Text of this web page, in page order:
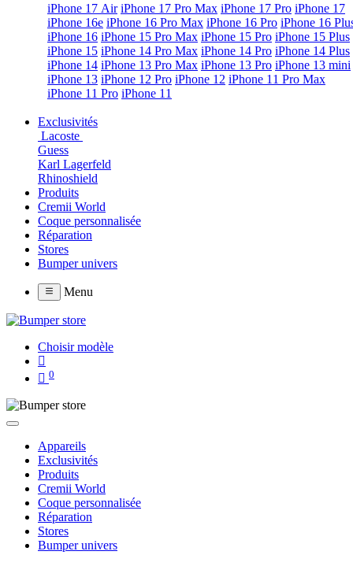
iPhone 17 Air iPhone 17 Pro Max iPhone 17 Pro iPhone 17
iPhone 16e iPhone 16 Pro Max iPhone 16 Pro iPhone 16
iPhone 16 iPhone 15 Pro Max iPhone 15 Pro iPhone 15 Plus
iPhone 15 iPhone 14 Pro Max iPhone 14 Pro iPhone 14 Plus
iPhone 14 iPhone 13 Pro Max iPhone 13 Pro iPhone 13 mini
iPhone 13 iPhone 12 Pro iPhone 12 iPhone 11 Pro Max
iPhone 11 Pro iPhone 11
Exclusivités
Lacoste
Guess
Karl Lagerfeld
Rhinoshield
Produits
Cremii World
Coque personnalisée
Réparation
Stores
Bumper univers
Menu
Choisir modèle
0
Appareils
Exclusivités
Produits
Cremii World
Coque personnalisée
Réparation
Stores
Bumper univers